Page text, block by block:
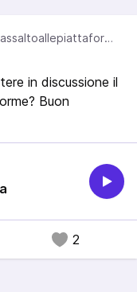
@assaltoallepiattaforme
in discussione il
Buon
2